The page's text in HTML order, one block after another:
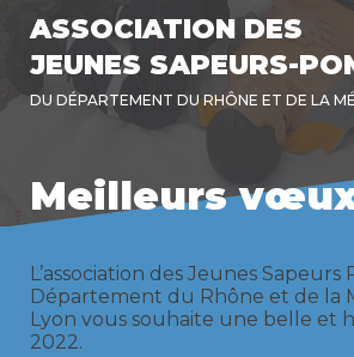
ASSOCIATION DES
JEUNES SAPEURS-
DU DÉPARTEMENT DU RHÔNE ET DE LA
Meilleurs
L’association des Jeunes Sapeurs
Département du Rhône et de la
Lyon vous souhaite une belle et
2022.